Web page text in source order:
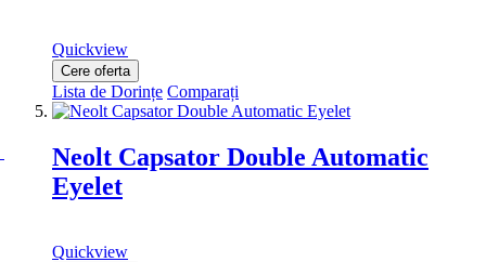
Quickview
Cere oferta
Lista de Dorințe Comparați
Neolt Capsator Double Automatic
Eyelet
Quickview